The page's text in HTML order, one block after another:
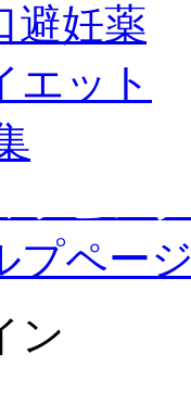
避妊薬
エット
プページ
ン